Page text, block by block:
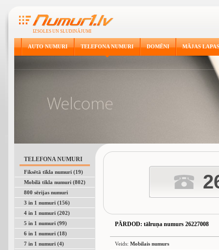
IZSOLES UN SLUDINĀJUMI
AUTO NUMURI TELEFONA NUMURI DOMĒNI MĀJAS LAPAS
TELEFONA NUMURI
Fiksētā tīkla numuri (19)
Mobilā tīkla numuri (802)
800 sērijas numuri
3 in 1 numuri (156)
4 in 1 numuri (202)
5 in 1 numuri (99)
6 in 1 numuri (18)
7 in 1 numuri (4)
PĀRDOD: tālruņa numurs 26227008
Veids: Mobilais numurs